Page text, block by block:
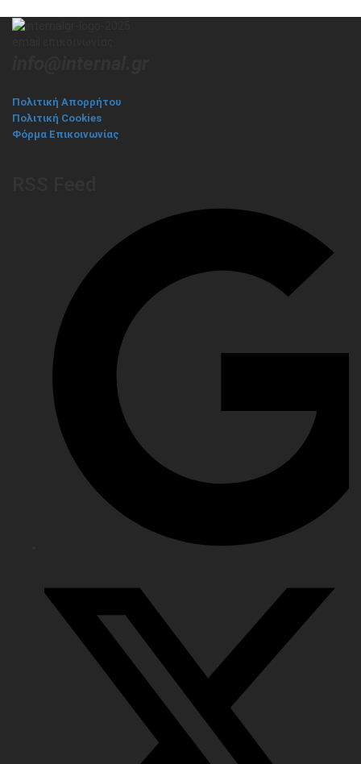
Πολιτική Απορρήτου
Πολιτική Cookies
Φόρμα Επικοινωνίας